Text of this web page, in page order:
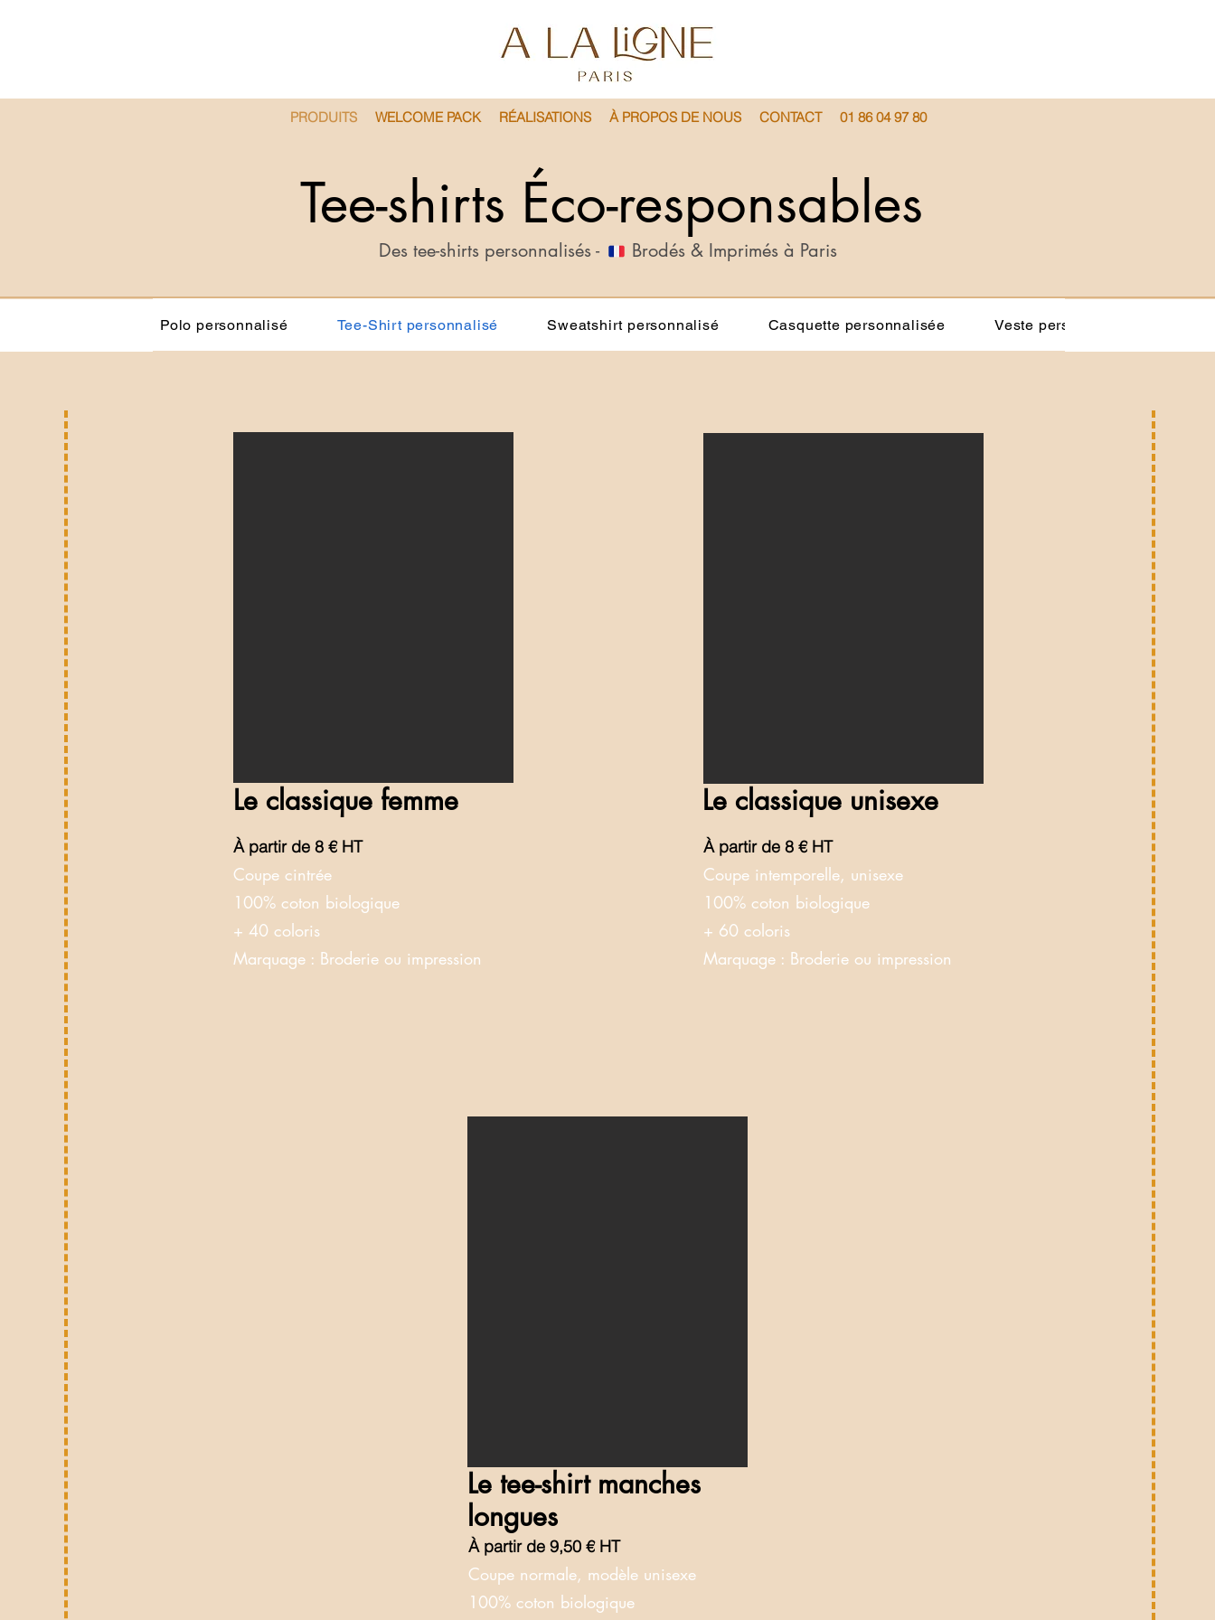
PRODUITS WELCOME PACK RÉALISATIONS À PROPOS DE NOUS CONTACT 01 86 04 97 80
Tee-shirts Éco-responsables
Des tee-shirts personnalisés - Brodés & Imprimés à Paris
Polo personnalisé Tee-Shirt personnalisé Sweatshirt personnalisé Casquette personnalisée Veste personnalisée
Le classique femme
À partir de 8 € HT
Coupe cintrée
100% coton biologique
+ 40 coloris
Marquage : Broderie ou impression
Le classique unisexe
À partir de 8 € HT
Coupe intemporelle, unisexe
100% coton biologique
+ 60 coloris
Marquage : Broderie ou impression
Le tee-shirt manches
longues
À partir de 9,50 € HT
Coupe normale, modèle unisexe
100% coton biologique